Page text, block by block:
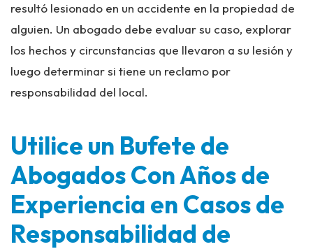
resultó lesionado en un accidente en la propiedad de
alguien. Un abogado debe evaluar su caso, explorar
los hechos y circunstancias que llevaron a su lesión y
luego determinar si tiene un reclamo por
responsabilidad del local.
Utilice un Bufete de
Abogados Con Años de
Experiencia en Casos de
Responsabilidad de